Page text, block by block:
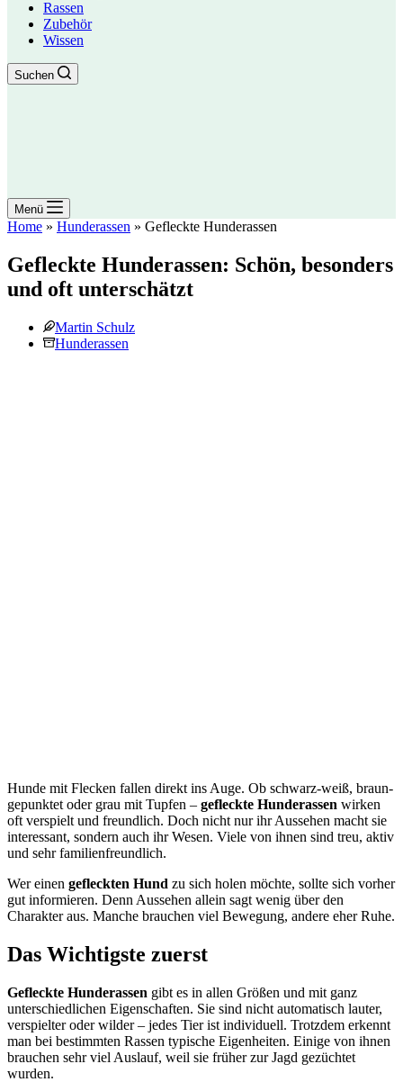
Rassen
Zubehör
Wissen
Suchen
Menü
Home » Hunderassen » Gefleckte Hunderassen
Gefleckte Hunderassen: Schön, besonders
und oft unterschätzt
Martin Schulz
Hunderassen
Hunde mit Flecken fallen direkt ins Auge. Ob schwarz-weiß, braun-
gepunktet oder grau mit Tupfen – gefleckte Hunderassen wirken
oft verspielt und freundlich. Doch nicht nur ihr Aussehen macht sie
interessant, sondern auch ihr Wesen. Viele von ihnen sind treu, aktiv
und sehr familienfreundlich.
Wer einen gefleckten Hund zu sich holen möchte, sollte sich vorher
gut informieren. Denn Aussehen allein sagt wenig über den
Charakter aus. Manche brauchen viel Bewegung, andere eher Ruhe.
Das Wichtigste zuerst
Gefleckte Hunderassen gibt es in allen Größen und mit ganz
unterschiedlichen Eigenschaften. Sie sind nicht automatisch lauter,
verspielter oder wilder – jedes Tier ist individuell. Trotzdem erkennt
man bei bestimmten Rassen typische Eigenheiten. Einige von ihnen
brauchen sehr viel Auslauf, weil sie früher zur Jagd gezüchtet
wurden.